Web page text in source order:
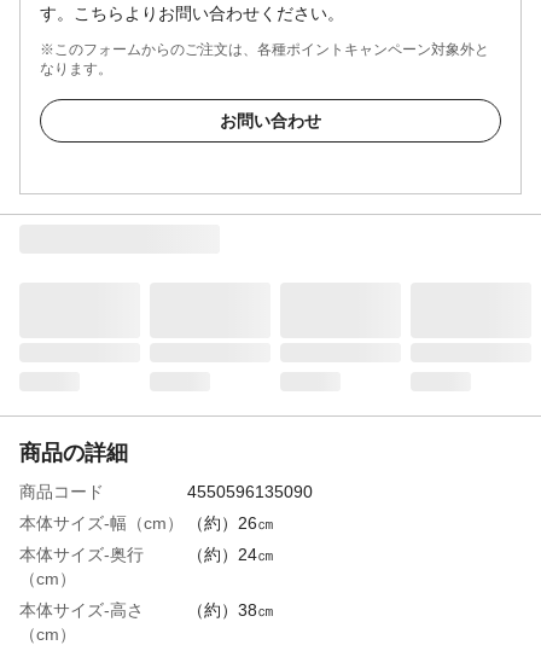
す。こちらよりお問い合わせください。
※このフォームからのご注文は、各種ポイントキャンペーン対象外と
なります。
お問い合わせ
商品の詳細
商品コード
4550596135090
本体サイズ-幅（cm）
（約）26㎝
本体サイズ-奥行
（cm）
（約）24㎝
本体サイズ-高さ
（cm）
（約）38㎝